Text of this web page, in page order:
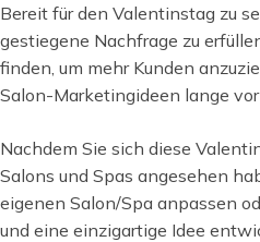
Bereit für den Valentinstag zu
gestiegene Nachfrage zu
finden, um mehr Kunden
Salon-Marketingideen lange
Nachdem Sie sich diese
Salons und Spas angesehen
eigenen Salon/Spa anpassen
und eine einzigartige Idee